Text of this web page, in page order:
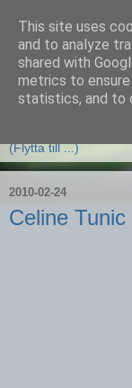
2010-02-24
Celine
This site uses
and to analyze
shared with
metrics to
statistics, and to